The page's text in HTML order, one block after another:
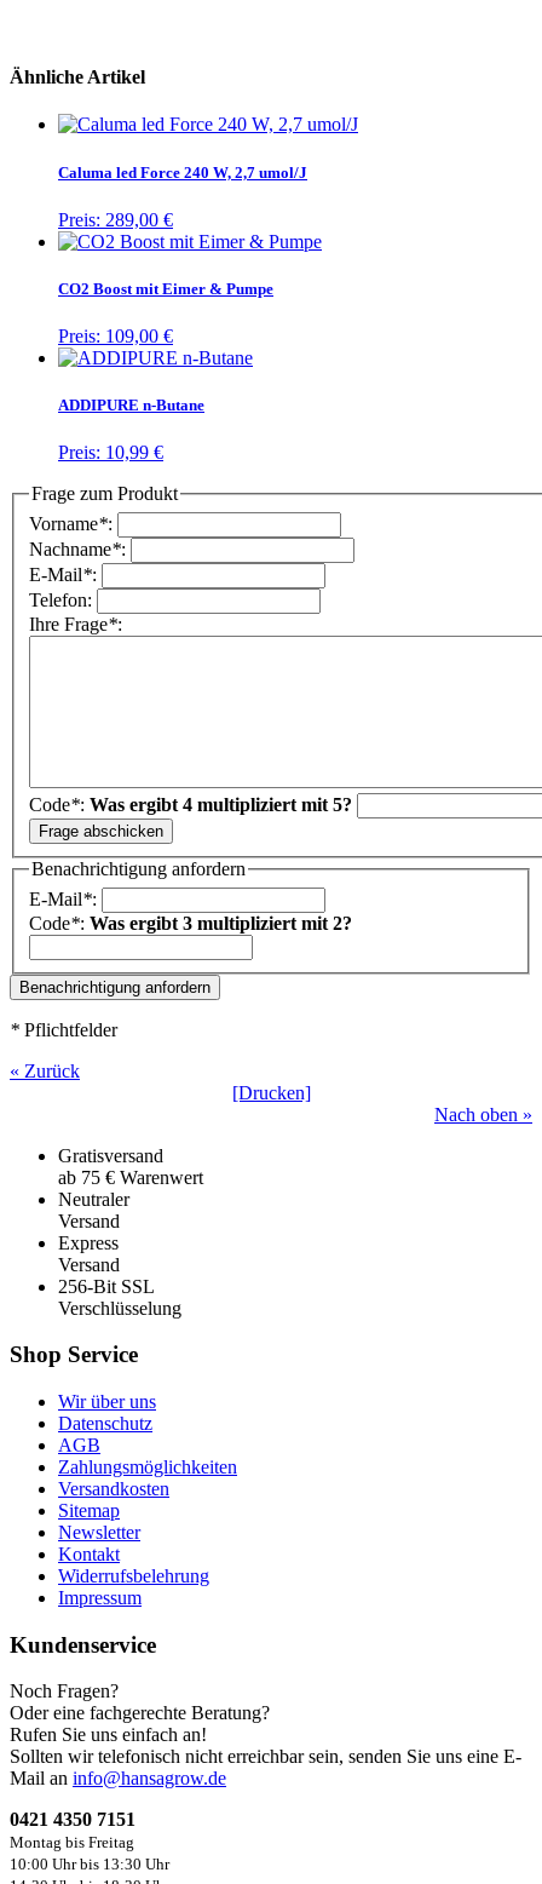
Ähnliche Artikel
Caluma led Force 240 W, 2,7 umol/J
Preis: 289,00 €
CO2 Boost mit Eimer & Pumpe
Preis: 109,00 €
ADDIPURE n-Butane
Preis: 10,99 €
Frage zum Produkt
Vorname*:
Nachname*:
E-Mail*:
Telefon:
Ihre Frage*:
Code*: Was ergibt 4 multipliziert mit 5?
Benachrichtigung anfordern
E-Mail*:
Code*: Was ergibt 3 multipliziert mit 2?
* Pflichtfelder
« Zurück
[Drucken]
Nach oben »
Gratisversand
ab 75 € Warenwert
Neutraler
Versand
Express
Versand
256-Bit SSL
Verschlüsselung
Shop Service
Wir über uns
Datenschutz
AGB
Zahlungsmöglichkeiten
Versandkosten
Sitemap
Newsletter
Kontakt
Widerrufsbelehrung
Impressum
Kundenservice
Noch Fragen?
Oder eine fachgerechte Beratung?
Rufen Sie uns einfach an!
Sollten wir telefonisch nicht erreichbar sein, senden Sie uns eine E-
Mail an info@hansagrow.de
0421 4350 7151
Montag bis Freitag
10:00 Uhr bis 13:30 Uhr